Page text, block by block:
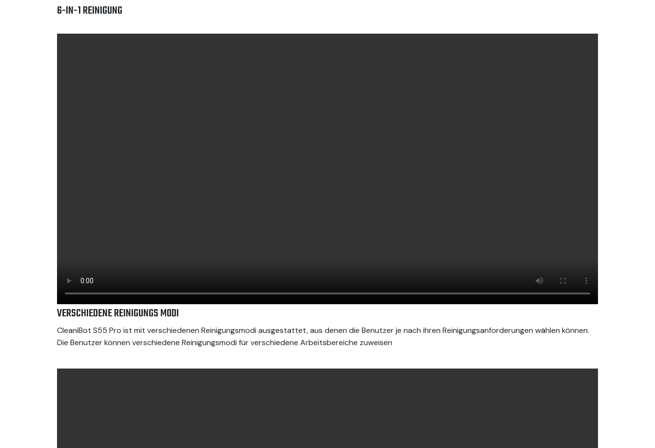
6-IN-1 REINIGUNG
VERSCHIEDENE REINIGUNGS MODI
CleaniBot S55 Pro ist mit verschiedenen Reinigungsmodi ausgestattet, aus denen die Benutzer je nach ihren Reinigungsanforderungen wählen können.
Die Benutzer können verschiedene Reinigungsmodi für verschiedene Arbeitsbereiche zuweisen